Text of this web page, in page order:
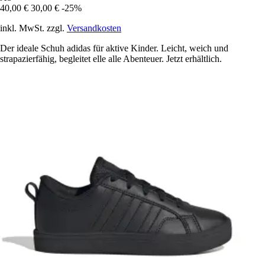
40,00 € 30,00 € -25%
inkl. MwSt. zzgl. Versandkosten
Der ideale Schuh adidas für aktive Kinder. Leicht, weich und
strapazierfähig, begleitet elle alle Abenteuer. Jetzt erhältlich.